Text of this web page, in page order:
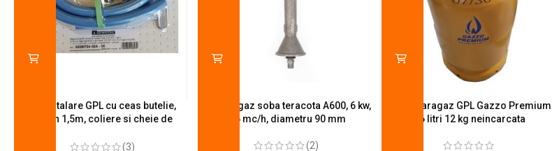
Kit instalare GPL cu ceas butelie,
furtun 1,5m, coliere si cheie de
(3)
Arzator gaz soba teracota A600, 6 kw,
0.6 mc/h, diametru 90 mm
(2)
Butelie aragaz GPL Gazzo Premium
26 litri 12 kg neincarcata